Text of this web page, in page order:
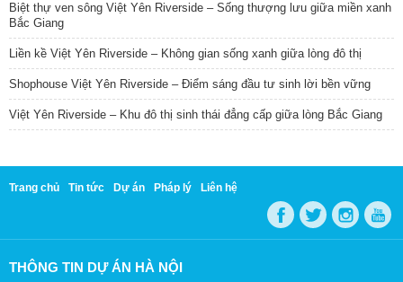
Biệt thự ven sông Việt Yên Riverside – Sống thượng lưu giữa miền xanh
Bắc Giang
Liền kề Việt Yên Riverside – Không gian sống xanh giữa lòng đô thị
Shophouse Việt Yên Riverside – Điểm sáng đầu tư sinh lời bền vững
Việt Yên Riverside – Khu đô thị sinh thái đẳng cấp giữa lòng Bắc Giang
Trang chủ Tin tức Dự án Pháp lý Liên hệ
THÔNG TIN DỰ ÁN HÀ NỘI